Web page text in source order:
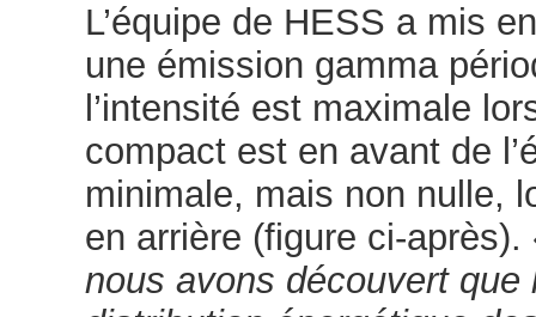
L’équipe de HESS a mis
une émission gamma
l’intensité est maximale
compact est en avant de
minimale, mais non nulle,
en arrière (figure ci-
nous avons découvert que